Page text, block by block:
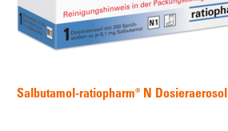
Salbutamol-ratiopharm® N Dosieraerosol